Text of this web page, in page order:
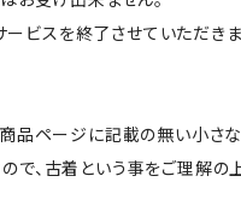
ビスを終了させていただきま
商品ページに記載の無い小
、古着という事をご理解の